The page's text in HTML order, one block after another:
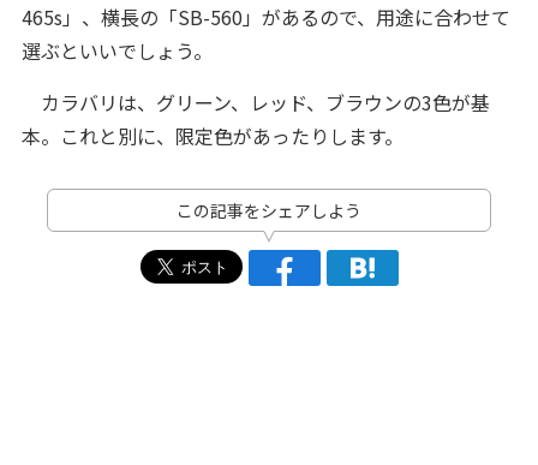
465s」、横長の「SB-560」があるので、用途に合わせて
選ぶといいでしょう。
カラバリは、グリーン、レッド、ブラウンの3色が基
本。これと別に、限定色があったりします。
この記事をシェアしよう